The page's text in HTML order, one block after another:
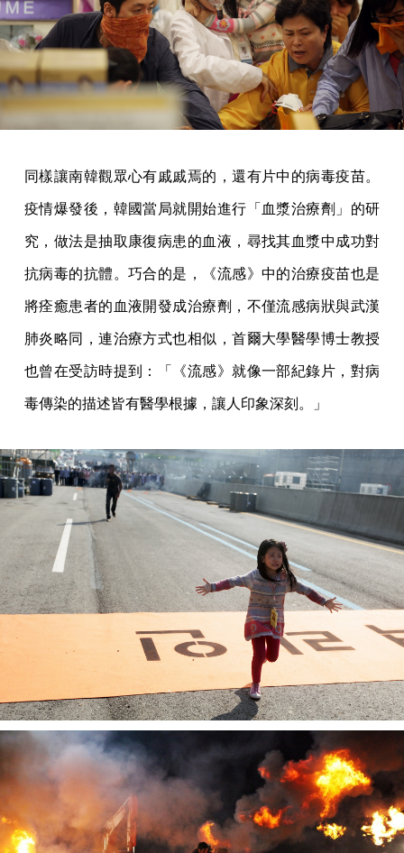
同樣讓南韓觀眾心有戚戚焉的，還有片中的病毒疫苗。
疫情爆發後，韓國當局就開始進行「血漿治療劑」的研
究，做法是抽取康復病患的血液，尋找其血漿中成功對
抗病毒的抗體。巧合的是，《流感》中的治療疫苗也是
將痊癒患者的血液開發成治療劑，不僅流感病狀與武漢
肺炎略同，連治療方式也相似，首爾大學醫學博士教授
也曾在受訪時提到：「《流感》就像一部紀錄片，對病
毒傳染的描述皆有醫學根據，讓人印象深刻。」